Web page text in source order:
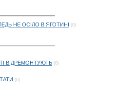
НЕ ОСІЛО В ЯГОТИНІ (0)
ВІДРЕМОНТУЮТЬ (0)
(0)